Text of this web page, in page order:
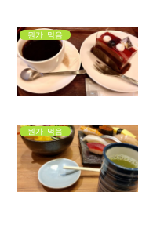
뭔가 먹음
뭔가 먹음